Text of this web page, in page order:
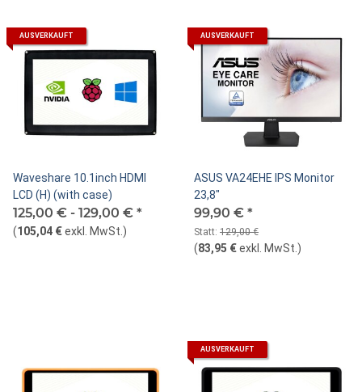
AUSVERKAUFT
Waveshare 10.1inch HDMI
LCD (H) (with case)
125,00 € - 129,00 € *
(105,04 €exkl. MwSt. )
AUSVERKAUFT
ASUS VA24EHE IPS Monitor
23,8"
99,90 € *
Statt: 129,00 €
(83,95 €exkl. MwSt. )
AUSVERKAUFT